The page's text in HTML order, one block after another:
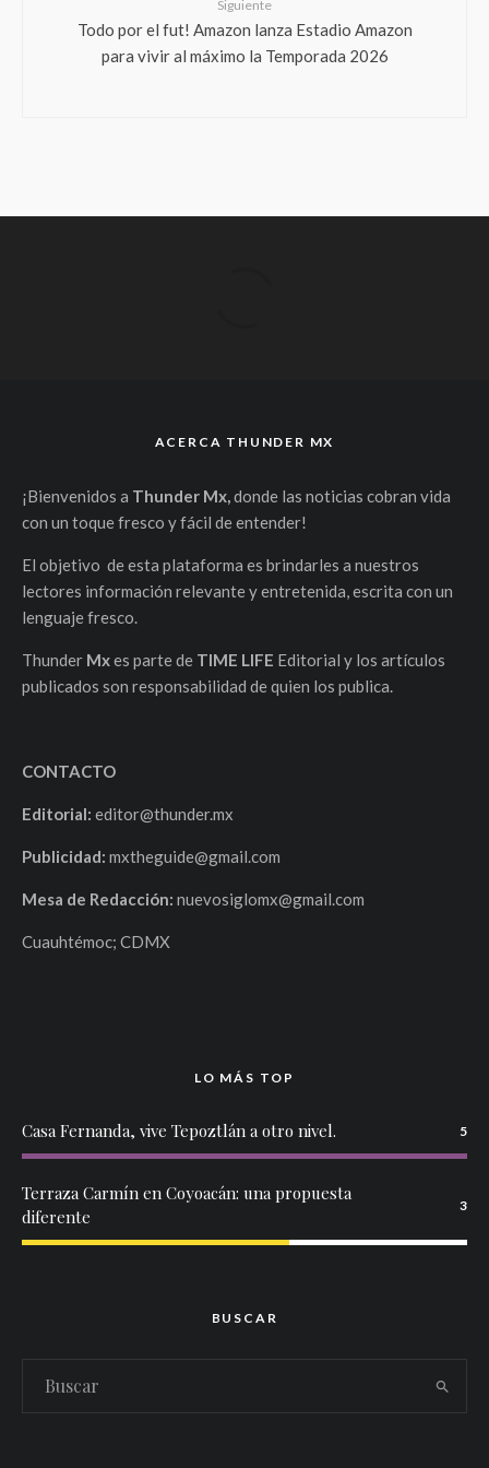
Siguiente
Todo por el fut! Amazon lanza Estadio Amazon
para vivir al máximo la Temporada 2026
ACERCA THUNDER MX
¡Bienvenidos a Thunder Mx,donde las noticias cobran vida
con un toque fresco y fácil de entender!
El objetivo de esta plataforma es brindarles a nuestros
lectores información relevante y entretenida, escrita con un
lenguaje fresco.
Thunder Mxes parte de TIME LIFE Editorial y los artículos
publicados son responsabilidad de quien los publica.
CONTACTO
Editorial: editor@thunder.mx
Publicidad: mxtheguide@gmail.com
Mesa de Redacción: nuevosiglomx@gmail.com
Cuauhtémoc; CDMX
LO MÁS TOP
Casa Fernanda, vive Tepoztlán a otro nivel. 5
Terraza Carmín en Coyoacán: una propuesta
diferente
3
BUSCAR